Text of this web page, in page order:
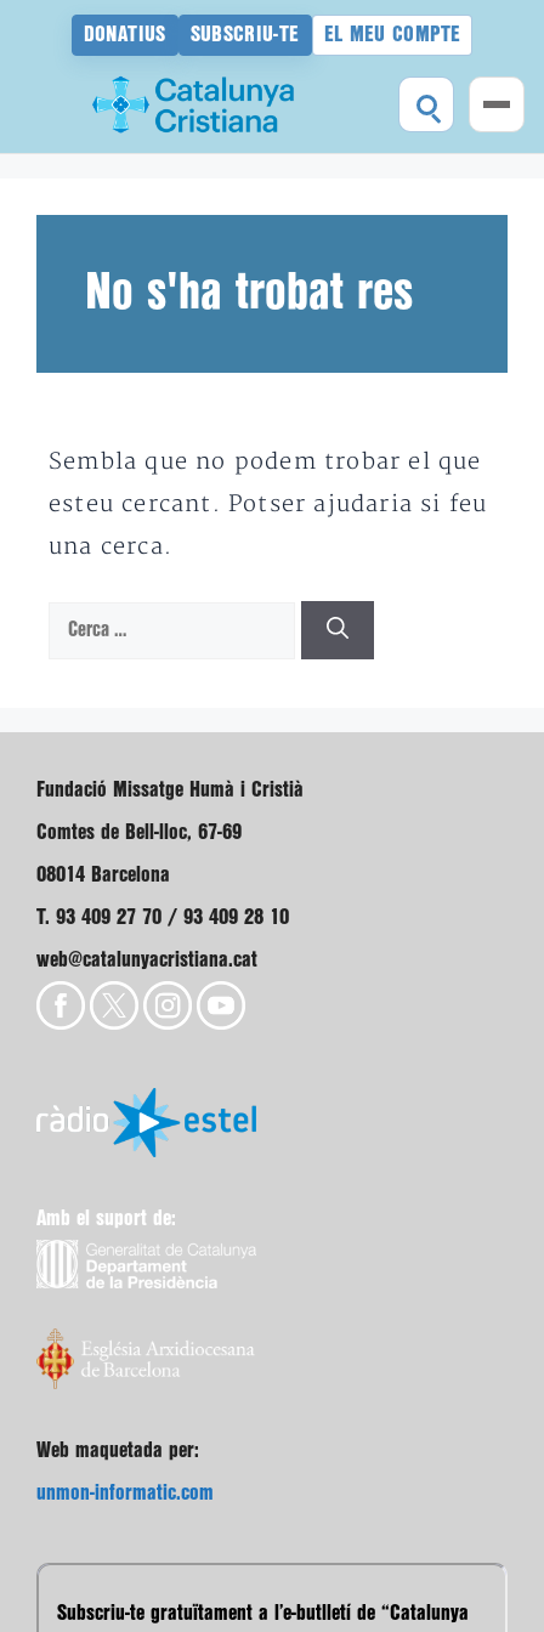
DONATIUS SUBSCRIU-TE EL MEU COMPTE
No s'ha trobat res
Sembla que no podem trobar el que
esteu cercant. Potser ajudaria si feu
una cerca.
Cerca:
Fundació Missatge Humà i Cristià
Comtes de Bell-lloc, 67-69
08014 Barcelona
T. 93 409 27 70 / 93 409 28 10
web@catalunyacristiana.cat
Amb el suport de:
Web maquetada per:
unmon-informatic.com
Subscriu-te gratuïtament a l’e-butlletí de “Catalunya